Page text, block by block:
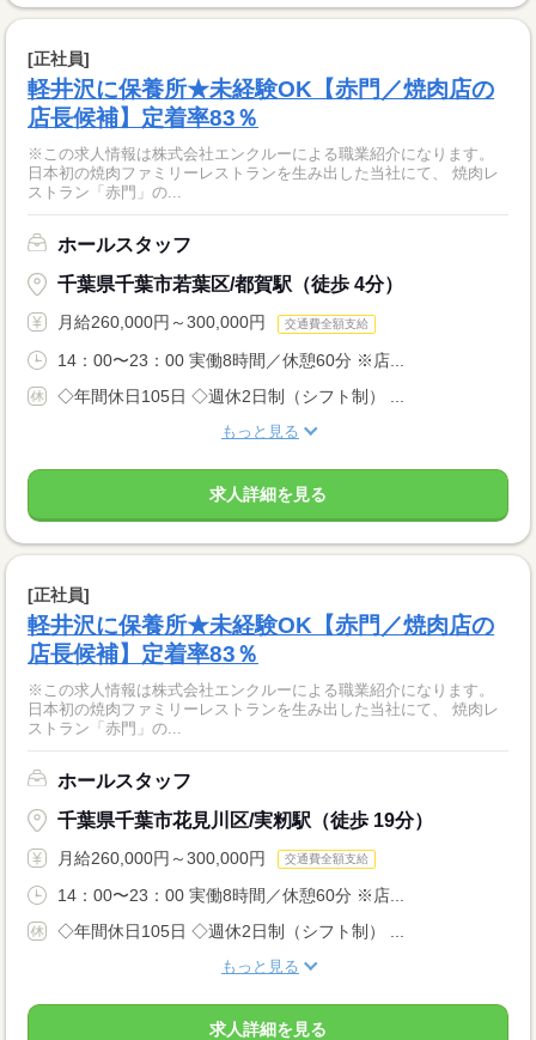
[正社員]
軽井沢に保養所★未経験OK【赤門／焼肉店の
店長候補】定着率83％
※この求人情報は株式会社エンクルーによる職業紹介になります。
日本初の焼肉ファミリーレストランを生み出した当社にて、 焼肉レ
ストラン「赤門」の...
ホールスタッフ
千葉県千葉市若葉区/都賀駅（徒歩 4分）
月給260,000円～300,000円 交通費全額支給
14：00〜23：00 実働8時間／休憩60分 ※店...
◇年間休日105日 ◇週休2日制（シフト制） ...
もっと見る
求人詳細を見る
[正社員]
軽井沢に保養所★未経験OK【赤門／焼肉店の
店長候補】定着率83％
※この求人情報は株式会社エンクルーによる職業紹介になります。
日本初の焼肉ファミリーレストランを生み出した当社にて、 焼肉レ
ストラン「赤門」の...
ホールスタッフ
千葉県千葉市花見川区/実籾駅（徒歩 19分）
月給260,000円～300,000円 交通費全額支給
14：00〜23：00 実働8時間／休憩60分 ※店...
◇年間休日105日 ◇週休2日制（シフト制） ...
もっと見る
求人詳細を見る